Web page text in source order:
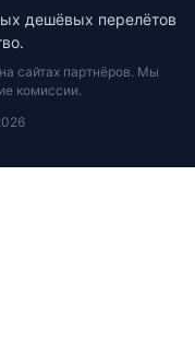
дешёвых перелётов
сайтах партнёров. Мы
комиссии.